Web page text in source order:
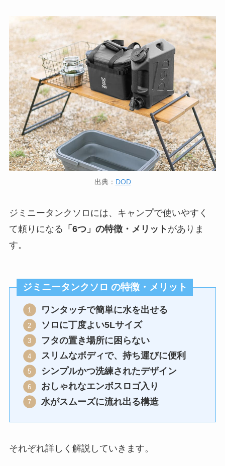
出典： DOD
ジミニータンクソロには、キャンプで使いやすく
て頼りになる 「6つ」の特徴・メリット がありま
す。
ジミニータンクソロ の特徴・メリット
ワンタッチで簡単に水を出せる
ソロに丁度よい5Lサイズ
フタの置き場所に困らない
スリムなボディで、持ち運びに便利
シンプルかつ洗練されたデザイン
おしゃれなエンボスロゴ入り
水がスムーズに流れ出る構造
それぞれ詳しく解説していきます。